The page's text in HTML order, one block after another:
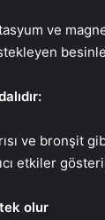
ve
ve bronşit
etkiler
olur